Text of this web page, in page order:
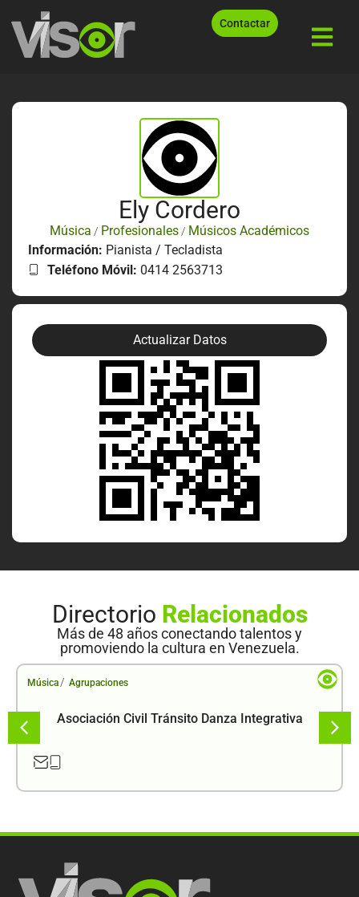
Contactar
Ely Cordero
Música / Profesionales / Músicos Académicos
Información: Pianista / Tecladista
Teléfono Móvil: 0414 2563713
Actualizar Datos
Directorio Relacionados
Más de 48 años conectando talentos y
promoviendo la cultura en Venezuela.
Música / Agrupaciones
Asociación Civil Tránsito Danza Integrativa